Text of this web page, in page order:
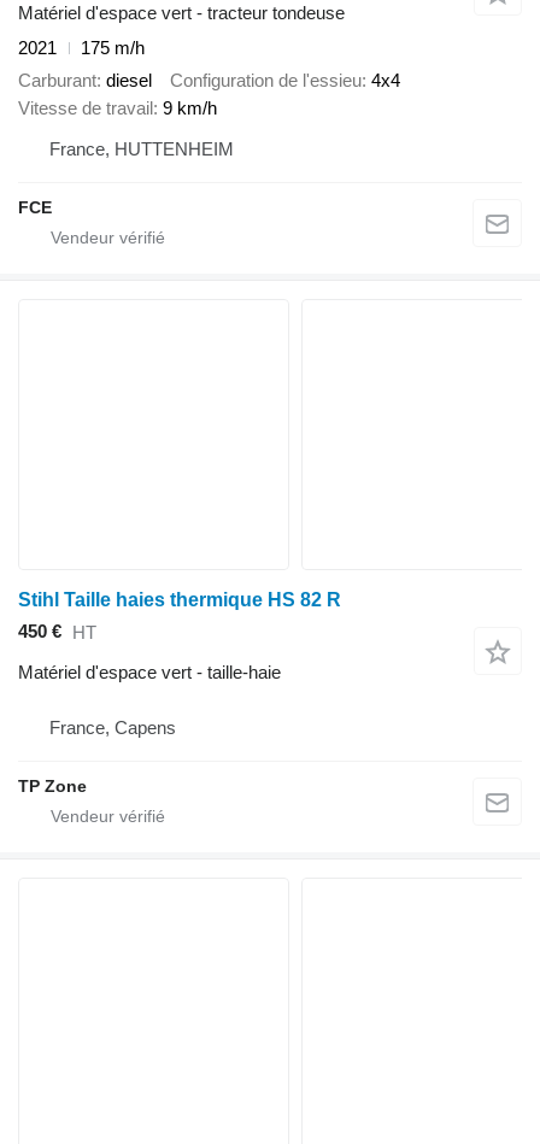
Matériel d'espace vert - tracteur tondeuse
2021
175 m/h
Carburant diesel Configuration de l'essieu 4x4
Vitesse de travail 9 km/h
France, HUTTENHEIM
FCE
Stihl Taille haies thermique HS 82 R
450 €
HT
Matériel d'espace vert - taille-haie
France, Capens
TP Zone